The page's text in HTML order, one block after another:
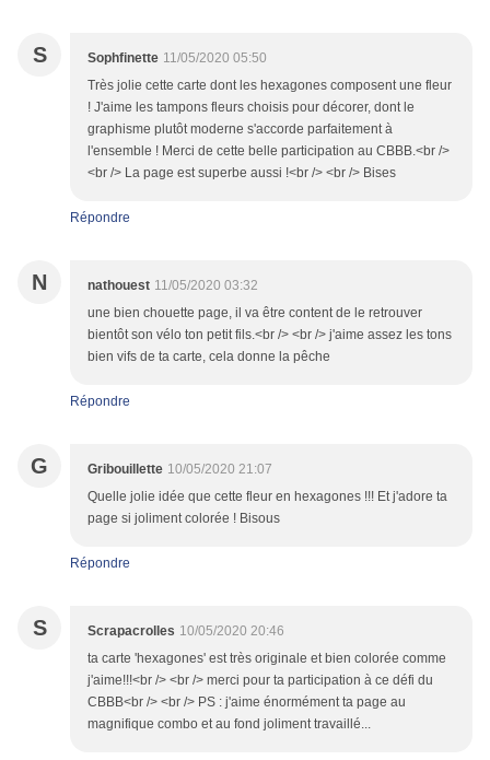
S Sophfinette 11/05/2020 05:50
Très jolie cette carte dont les hexagones composent une fleur
! J'aime les tampons fleurs choisis pour décorer, dont le
graphisme plutôt moderne s'accorde parfaitement à
l'ensemble ! Merci de cette belle participation au CBBB.<br />
<br /> La page est superbe aussi !<br /> <br /> Bises
Répondre
N nathouest 11/05/2020 03:32
une bien chouette page, il va être content de le retrouver
bientôt son vélo ton petit fils.<br /> <br /> j'aime assez les tons
bien vifs de ta carte, cela donne la pêche
Répondre
G Gribouillette 10/05/2020 21:07
Quelle jolie idée que cette fleur en hexagones !!! Et j'adore ta
page si joliment colorée ! Bisous
Répondre
S Scrapacrolles 10/05/2020 20:46
ta carte 'hexagones' est très originale et bien colorée comme
j'aime!!!<br /> <br /> merci pour ta participation à ce défi du
CBBB<br /> <br /> PS : j'aime énormément ta page au
magnifique combo et au fond joliment travaillé...